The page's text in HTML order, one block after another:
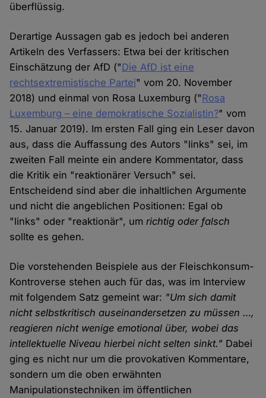
überflüssig.
Derartige Aussagen gab es jedoch bei anderen
Artikeln des Verfassers: Etwa bei der kritischen
Einschätzung der AfD ("Die AfD ist eine
rechtsextremistische Partei" vom 20. November
2018) und einmal von Rosa Luxemburg ("Rosa
Luxemburg – eine demokratische Sozialistin?" vom
15. Januar 2019). Im ersten Fall ging ein Leser davon
aus, dass die Auffassung des Autors "links" sei, im
zweiten Fall meinte ein andere Kommentator, dass
die Kritik ein "reaktionärer Versuch" sei.
Entscheidend sind aber die inhaltlichen Argumente
und nicht die angeblichen Positionen: Egal ob
"links" oder "reaktionär", umrichtig oder falsch
sollte es gehen.
Die vorstehenden Beispiele aus der Fleischkonsum-
Kontroverse stehen auch für das, was im Interview
mit folgendem Satz gemeint war: "Um sich damit
nicht selbstkritisch auseinandersetzen zu müssen …,
reagieren nicht wenige emotional über, wobei das
intellektuelle Niveau hierbei nicht selten sinkt." Dabei
ging es nicht nur um die provokativen Kommentare,
sondern um die oben erwähnten
Manipulationstechniken im öffentlichen